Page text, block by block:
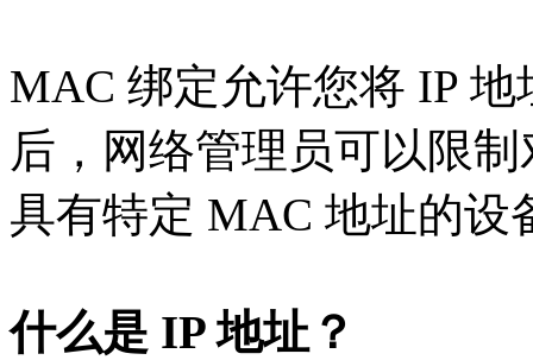
MAC 绑定允许您将 IP
后，网络管理员可以限
具有特定 MAC 地址的设
什么是 IP 地址？